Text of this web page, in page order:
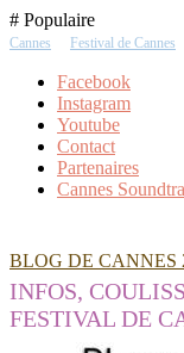
Skip
To
# Populaire
Cannes Festival de Cannes
Facebook
Instagram
Youtube
Contact
Partenaires
Cannes
BLOG DE CANNES
INFOS,
FESTIVAL DE